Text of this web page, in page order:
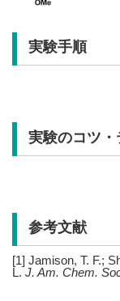
実験手順
実験のコツ・
参考文献
[1] Jamison, T. F.;
L. J. Am. Chem.